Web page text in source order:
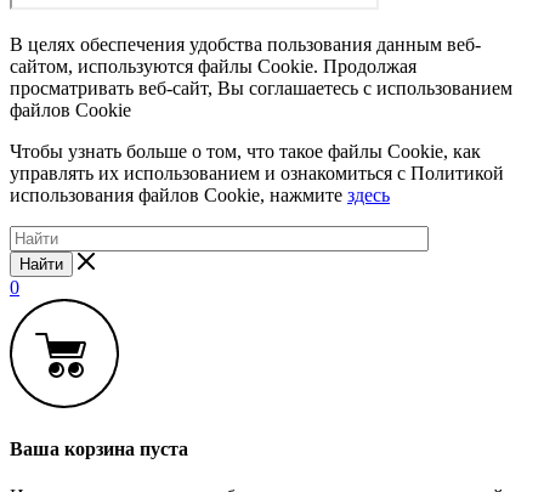
В целях обеспечения удобства пользования данным веб-
сайтом, используются файлы Cookie. Продолжая
просматривать веб-сайт, Вы соглашаетесь с использованием
файлов Cookie
Чтобы узнать больше о том, что такое файлы Cookie, как
управлять их использованием и ознакомиться с Политикой
использования файлов Cookie, нажмите здесь
Найти
0
Ваша корзина пуста